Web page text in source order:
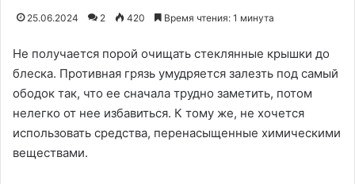
25.06.2024 2 420 Время чтения: 1 минута
Не получается порой очищать стеклянные крышки до
блеска. Противная грязь умудряется залезть под самый
ободок так, что ее сначала трудно заметить, потом
нелегко от нее избавиться. К тому же, не хочется
использовать средства, перенасыщенные химическими
веществами.